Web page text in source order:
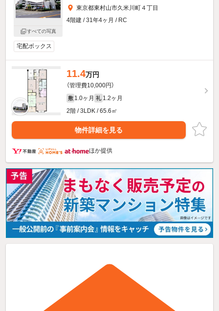
すべての写真
東京都東村山市久米川町４丁目
4階建 / 31年4ヶ月 / RC
宅配ボックス
11.4万円
（管理費10,000円）
敷 1.0ヶ月 礼 1.2ヶ月
2階 / 3LDK / 65.6㎡
物件詳細を見る
ほか提供